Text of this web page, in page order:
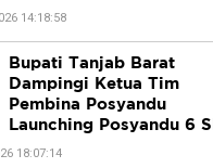
14:18:58
Bupati Tanjab Barat
Dampingi Ketua Tim
Pembina Posyandu
Launching Posyandu 6
18:07:14